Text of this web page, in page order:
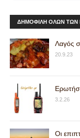
ΔΗΜΟΦΙΛΗ ΟΛΩΝ ΤΩΝ
Λαγός
20.9.23
3.2.26
Οι